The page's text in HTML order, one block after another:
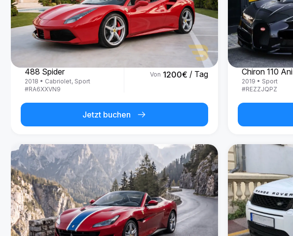
488 Spider
2018 • Cabriolet, Sport
#RA6XXVN9
Von 1200€ / Tag
Jetzt buchen
Bugatti
Chiron 110 Ani
2019 • Sport
#REZZJQPZ